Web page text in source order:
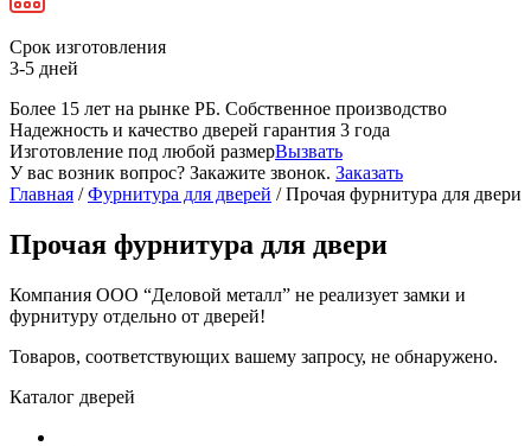
Срок изготовления
3-5 дней
Более 15 лет на рынке РБ. Cобственное производство
Надежность и качество дверей гарантия 3 года
Изготовление под любой размерВызвать
У вас возник вопрос? Закажите звонок. Заказать
Главная /Фурнитура для дверей / Прочая фурнитура для двери
Прочая фурнитура для двери
Компания ООО “Деловой металл” не реализует замки и
фурнитуру отдельно от дверей!
Товаров, соответствующих вашему запросу, не обнаружено.
Каталог дверей